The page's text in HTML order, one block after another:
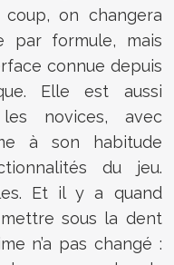
coup, on changera
par formule, mais
connue depuis
Elle est aussi
novices, avec
à son habitude
du jeu.
Et il y a quand
sous la dent
n’a pas changé :